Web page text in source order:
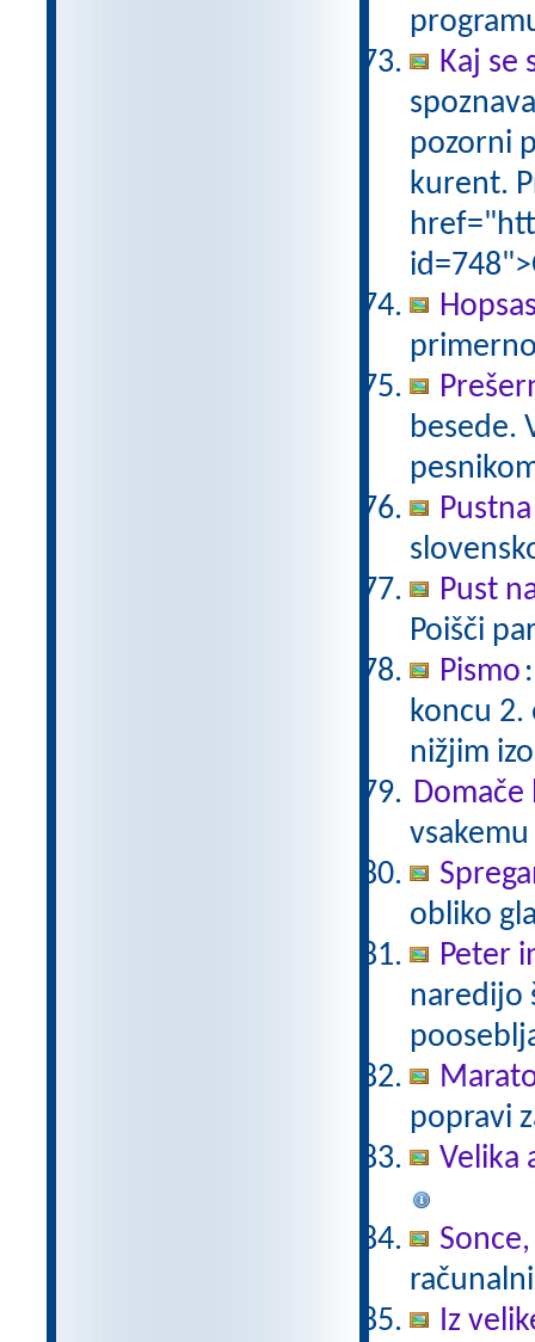
Kaj se
pozorni
kurent.
besede.
Pust
Poišči
Pismo
koncu 2.
nižjim
Domače
obliko
Peter
naredijo
popravi
Velika
Iz